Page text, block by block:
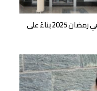
توقعات حول مواعيد عمل البنوك في رمضان 2025 بناءً على